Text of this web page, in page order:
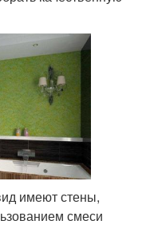
имеют стены,
смеси